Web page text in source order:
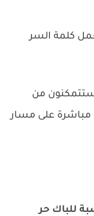
كلمة السر
ستتمكنون من
مباشرة على مسار
للباك حر